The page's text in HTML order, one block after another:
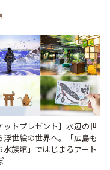
ットプレゼント】水辺の世
浮世絵の世界へ。「広島も
水族館」ではじまるアート